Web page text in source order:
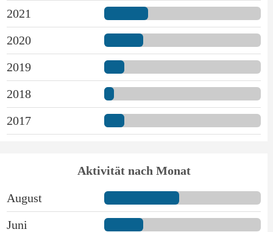
2021
2020
2019
2018
2017
Aktivität nach Monat
August
Juni